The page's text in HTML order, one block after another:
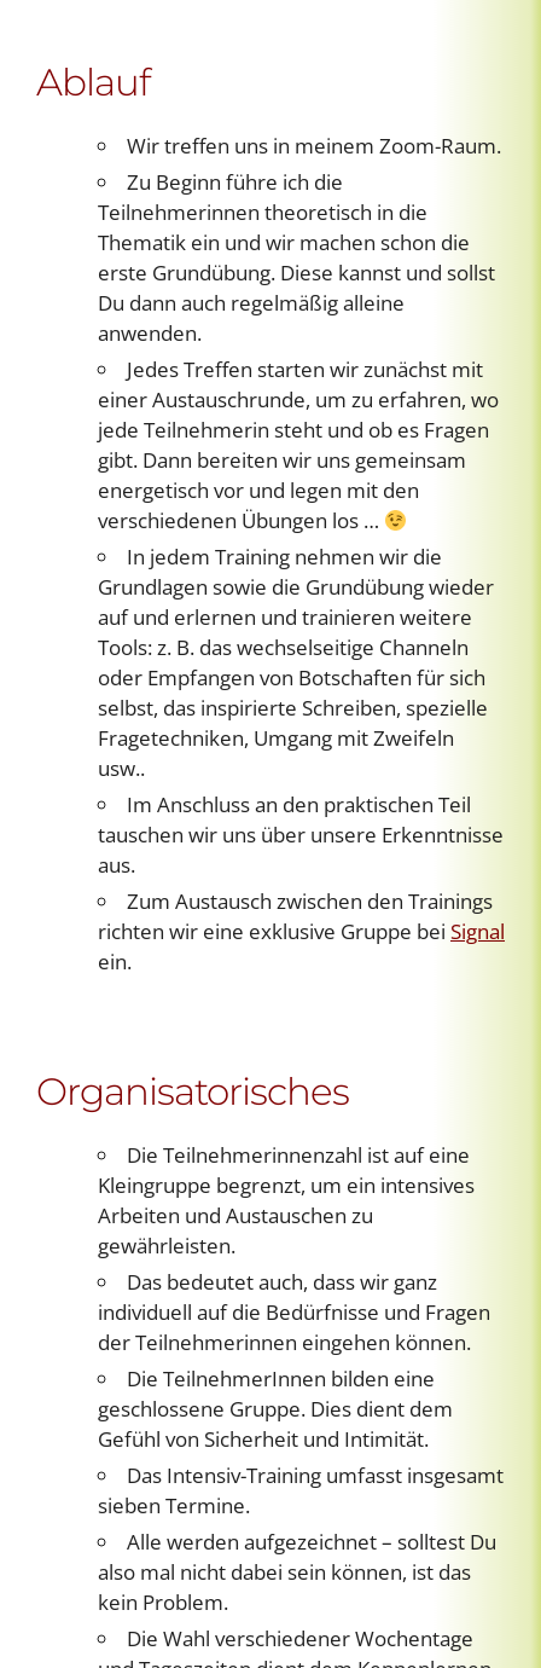
Ablauf
Wir treffen uns in meinem Zoom-Raum.
Zu Beginn führe ich die
Teilnehmerinnen theoretisch in die
Thematik ein und wir machen schon die
erste Grundübung. Diese kannst und sollst
Du dann auch regelmäßig alleine
anwenden.
Jedes Treffen starten wir zunächst mit
einer Austauschrunde, um zu erfahren, wo
jede Teilnehmerin steht und ob es Fragen
gibt. Dann bereiten wir uns gemeinsam
energetisch vor und legen mit den
verschiedenen Übungen los …
In jedem Training nehmen wir die
Grundlagen sowie die Grundübung wieder
auf und erlernen und trainieren weitere
Tools: z. B. das wechselseitige Channeln
oder Empfangen von Botschaften für sich
selbst, das inspirierte Schreiben, spezielle
Fragetechniken, Umgang mit Zweifeln
usw..
Im Anschluss an den praktischen Teil
tauschen wir uns über unsere Erkenntnisse
aus.
Zum Austausch zwischen den Trainings
richten wir eine exklusive Gruppe bei Signal
ein.
Organisatorisches
Die Teilnehmerinnenzahl ist auf eine
Kleingruppe begrenzt, um ein intensives
Arbeiten und Austauschen zu
gewährleisten.
Das bedeutet auch, dass wir ganz
individuell auf die Bedürfnisse und Fragen
der Teilnehmerinnen eingehen können.
Die TeilnehmerInnen bilden eine
geschlossene Gruppe. Dies dient dem
Gefühl von Sicherheit und Intimität.
Das Intensiv-Training umfasst insgesamt
sieben Termine.
Alle werden aufgezeichnet – solltest Du
also mal nicht dabei sein können, ist das
kein Problem.
Die Wahl verschiedener Wochentage